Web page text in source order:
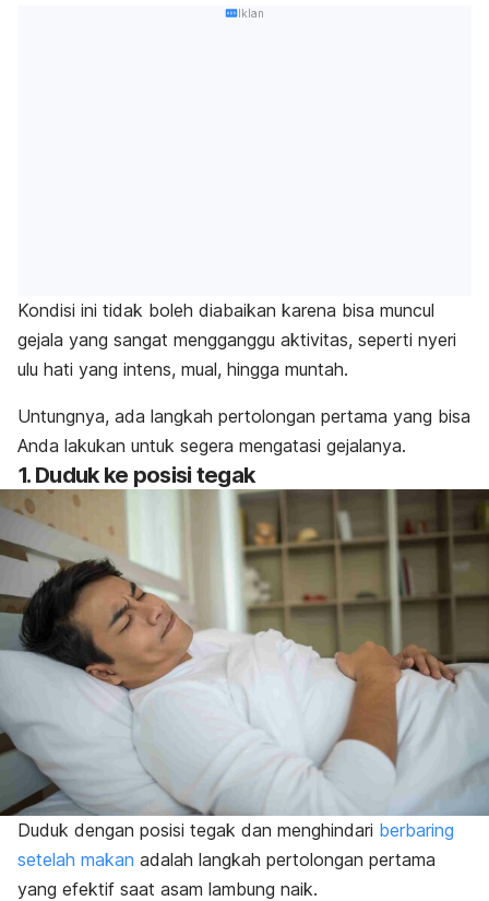
Iklan
Kondisi ini tidak boleh diabaikan karena bisa muncul
gejala yang sangat mengganggu aktivitas, seperti nyeri
ulu hati yang intens, mual, hingga muntah.
Untungnya, ada langkah pertolongan pertama yang bisa
Anda lakukan untuk segera mengatasi gejalanya.
1. Duduk ke posisi tegak
Duduk dengan posisi tegak dan menghindari berbaring
setelah makan adalah langkah pertolongan pertama
yang efektif saat asam lambung naik.